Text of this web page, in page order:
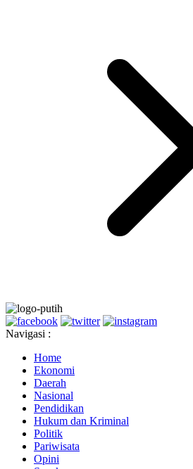
Navigasi :
Home
Ekonomi
Daerah
Nasional
Pendidikan
Hukum dan Kriminal
Politik
Pariwisata
Opini